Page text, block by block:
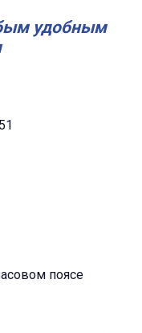
удобным
поясе